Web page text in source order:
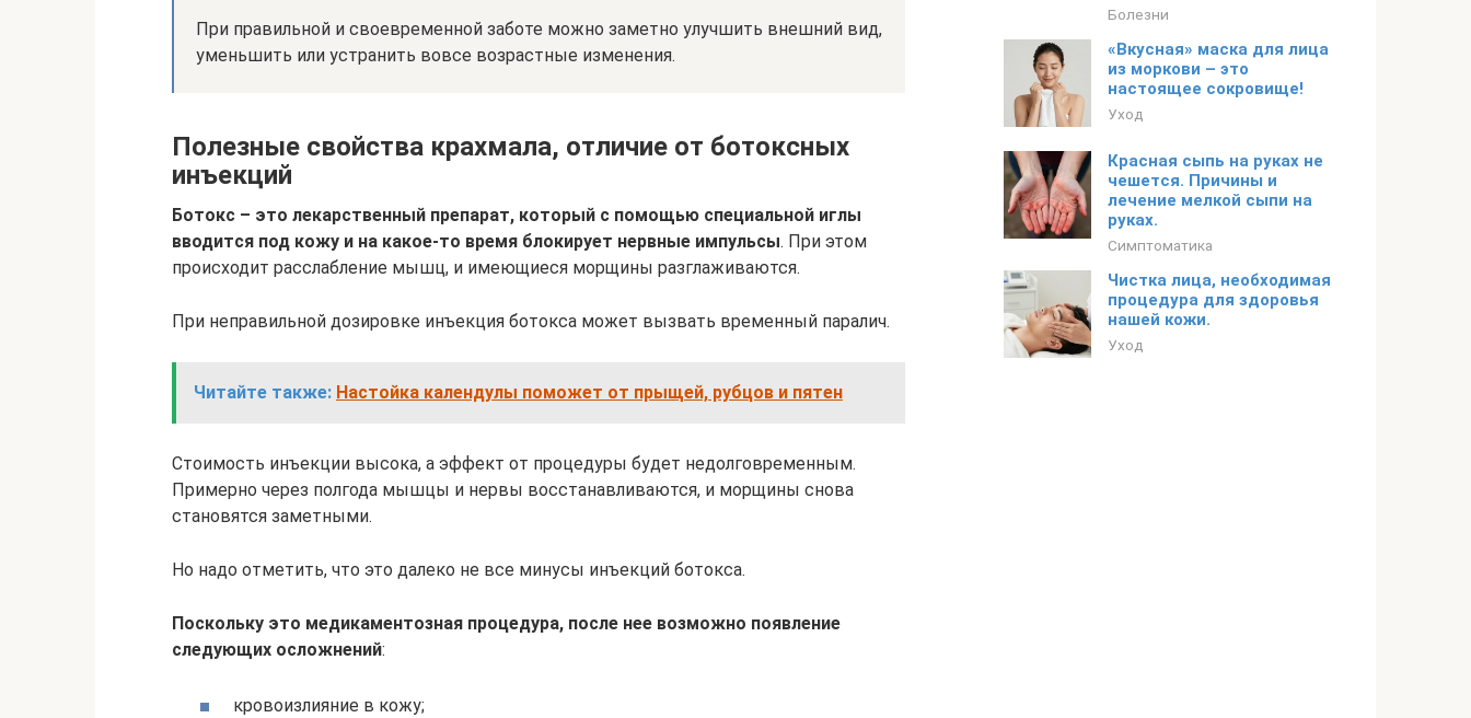
При правильной и своевременной заботе можно заметно улучшить внешний вид,
уменьшить или устранить вовсе возрастные изменения.
Полезные свойства крахмала, отличие от ботоксных
инъекций
Ботокс – это лекарственный препарат, который с помощью специальной иглы
вводится под кожу и на какое-то время блокирует нервные импульсы. При этом
происходит расслабление мышц, и имеющиеся морщины разглаживаются.
При неправильной дозировке инъекция ботокса может вызвать временный паралич.
Читайте также: Настойка календулы поможет от прыщей, рубцов и пятен
Стоимость инъекции высока, а эффект от процедуры будет недолговременным.
Примерно через полгода мышцы и нервы восстанавливаются, и морщины снова
становятся заметными.
Но надо отметить, что это далеко не все минусы инъекций ботокса.
Поскольку это медикаментозная процедура, после нее возможно появление
следующих осложнений:
кровоизлияние в кожу;
Болезни
«Вкусная» маска для лица
из моркови – это
настоящее сокровище!
Уход
Красная сыпь на руках не
чешется. Причины и
лечение мелкой сыпи на
руках.
Симптоматика
Чистка лица, необходимая
процедура для здоровья
нашей кожи.
Уход